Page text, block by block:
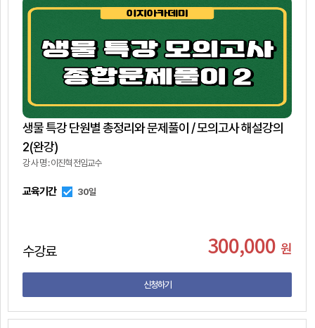
생물 특강 단원별 총정리와 문제풀이 / 모의고사 해설강의
2(완강)
강 사 명 : 이진혁 전임교수
교육기간 30일
수강료 300,000 원
신청하기